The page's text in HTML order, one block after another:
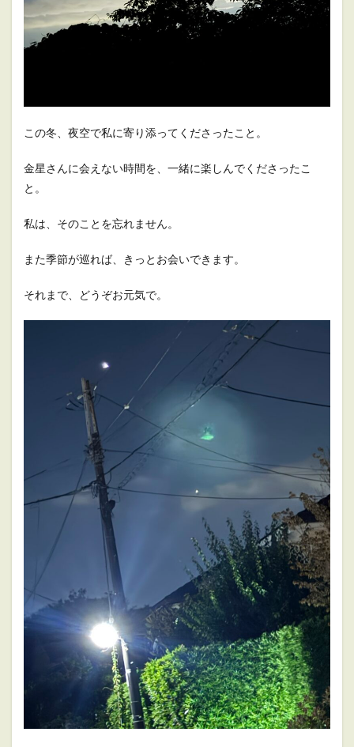
この冬、夜空で私に寄り添ってくださったこと。
金星さんに会えない時間を、一緒に楽しんでくださったこ
と。
私は、そのことを忘れません。
また季節が巡れば、きっとお会いできます。
それまで、どうぞお元気で。